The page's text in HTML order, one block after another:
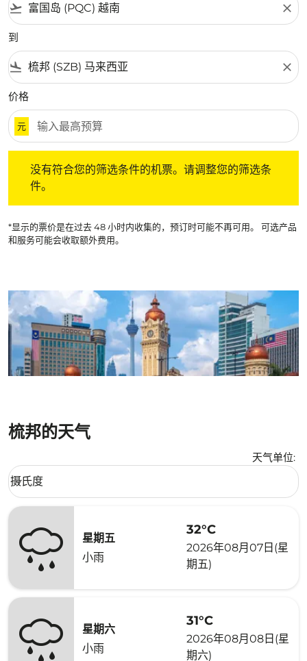
flight_takeoff close
到
flight_land close
价格
元
没有符合您的筛选条件的机票。请调整您的筛选条
件。
*显示的票价是在过去 48 小时内收集的，预订时可能不再可用。 可选产品
和服务可能会收取额外费用。
梳邦的天气
天气单位:
Weather unit option 摄氏度 Selected
摄氏度
keyboard_arrow_down
星期五
小雨
32°C
2026年08月07日(星
期五)
星期六
小雨
31°C
2026年08月08日(星
期六)